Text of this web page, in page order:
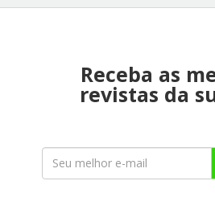
Receba as
revistas da